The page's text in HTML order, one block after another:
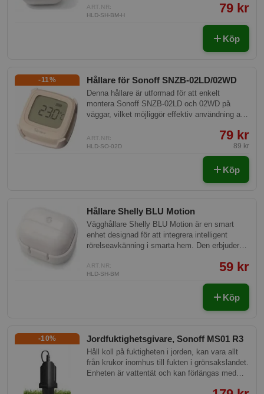
effektivitetsområdet. Denna hållare är både
robust och diskret, vilket ger ett osynligt
montage och säkerställer att sensorn fungerar
ART.NR:
HLD-SH-BM-H
79 kr
Köp
Hållare för Sonoff SNZB-02LD/02WD
-11%
Denna hållare är utformad för att enkelt
montera Sonoff SNZB-02LD och 02WD på
väggar, vilket möjliggör effektiv användning av
stilrent design, säkerställer hållaren en fast
installation samt enkel åtkomst och underhåll.
ART.NR:
HLD-SO-02D
79 kr
89 kr
Köp
Hållare Shelly BLU Motion
Vägghållare Shelly BLU Motion är en smart
enhet designad för att integrera intelligent
rörelseavkänning i smarta hem. Den erbjuder
ditt hem, med enkel installation och
funktionalitet som förbättrar
hemautomatiseringens effektivitet.
ART.NR:
HLD-SH-BM
59 kr
Köp
Jordfuktighetsgivare, Sonoff MS01 R3
-10%
Håll koll på fuktigheten i jorden, kan vara allt
från krukor inomhus till fukten i grönsakslandet.
Enheten är vattentät och kan förlängas med